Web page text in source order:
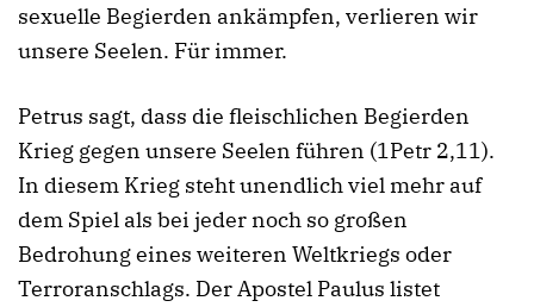
sexuelle Begierden ankämpfen, verlieren wir
unsere Seelen. Für immer.
Petrus sagt, dass die fleischlichen Begierden
Krieg gegen unsere Seelen führen (1Petr 2,11).
In diesem Krieg steht unendlich viel mehr auf
dem Spiel als bei jeder noch so großen
Bedrohung eines weiteren Weltkriegs oder
Terroranschlags. Der Apostel Paulus listet